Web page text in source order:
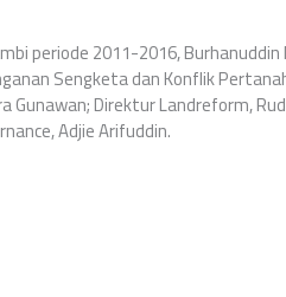
periode 2011-2016,
Sengketa dan Konflik
Direktur Landreform,
Adjie Arifuddin.